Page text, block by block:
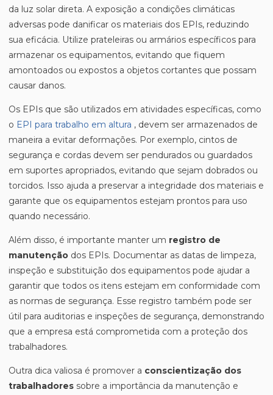
da luz solar direta. A exposição a condições climáticas
adversas pode danificar os materiais dos EPIs, reduzindo
sua eficácia. Utilize prateleiras ou armários específicos para
armazenar os equipamentos, evitando que fiquem
amontoados ou expostos a objetos cortantes que possam
causar danos.
Os EPIs que são utilizados em atividades específicas, como
o EPI para trabalho em altura , devem ser armazenados de
maneira a evitar deformações. Por exemplo, cintos de
segurança e cordas devem ser pendurados ou guardados
em suportes apropriados, evitando que sejam dobrados ou
torcidos. Isso ajuda a preservar a integridade dos materiais e
garante que os equipamentos estejam prontos para uso
quando necessário.
Além disso, é importante manter um registro de
manutenção dos EPIs. Documentar as datas de limpeza,
inspeção e substituição dos equipamentos pode ajudar a
garantir que todos os itens estejam em conformidade com
as normas de segurança. Esse registro também pode ser
útil para auditorias e inspeções de segurança, demonstrando
que a empresa está comprometida com a proteção dos
trabalhadores.
Outra dica valiosa é promover a conscientização dos
trabalhadores sobre a importância da manutenção e